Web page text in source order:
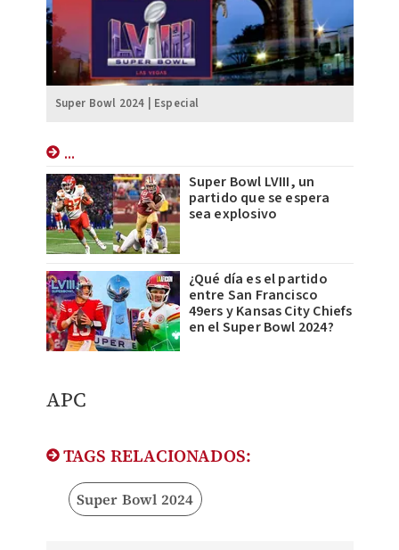
Super Bowl 2024 | Especial
...
Super Bowl LVIII, un
partido que se espera
sea explosivo
¿Qué día es el partido
entre San Francisco
49ers y Kansas City Chiefs
en el Super Bowl 2024?
APC
TAGS RELACIONADOS:
Super Bowl 2024